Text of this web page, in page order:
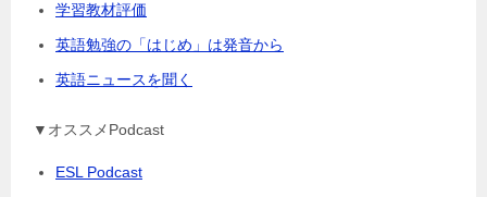
学習教材評価
英語勉強の「はじめ」は発音から
英語ニュースを聞く
▼オススメPodcast
ESL Podcast